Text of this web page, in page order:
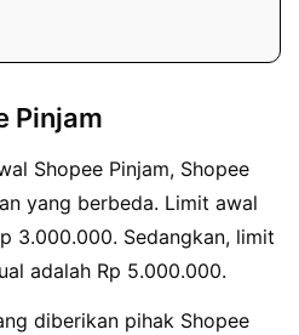
Pinjam
Shopee Pinjam, Shopee
yang berbeda. Limit awal
3.000.000. Sedangkan, limit
adalah Rp 5.000.000.
diberikan pihak Shopee